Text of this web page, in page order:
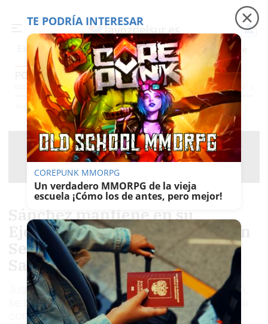
Es noticia Precio luz Padre Coraje Fábrica de botellas
POLÍTICA
EconomíaSociedadInternacionalPolíticaEcología Educación Salud
Actualidad Política
Sánchez mantiene en su
Ejecutiva al jiennense Juanfran
Serrano, mano derecha de
Santos Cerdán
Juanfran Serrano, cercano a Santos Cerdán,
se mantiene en la Ejecutiva del PSOE, ahora
como responsable de Política Municipal
TE PODRÍA INTERESAR
COREPUNK MMORPG
Un verdadero MMORPG de la vieja
escuela ¡Cómo los de antes, pero mejor!